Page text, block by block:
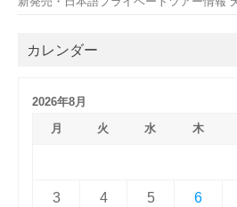
カレンダー
2026年8月
月
火 水 木
3 4 5 6